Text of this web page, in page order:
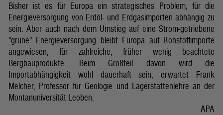
Bisher ist es für Europa ein strategisches Problem, für die
Energieversorgung von Erdöl- und Erdgasimporten abhängig zu
sein. Aber auch nach dem Umstieg auf eine Strom-getriebene
"grüne" Energieversorgung bleibt Europa auf Rohstoffimporte
angewiesen, für zahlreiche, früher wenig beachtete
Bergbauprodukte. Beim Großteil davon wird die
Importabhängigkeit wohl dauerhaft sein, erwartet Frank
Melcher, Professor für Geologie und Lagerstättenlehre an der
Montanuniversität Leoben.
APA